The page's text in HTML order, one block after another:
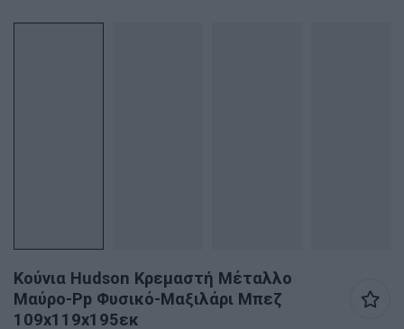
Κούνια Hudson Κρεμαστή Μέταλλο
Μαύρο-Pp Φυσικό-Μαξιλάρι Μπεζ
109x119x195εκ